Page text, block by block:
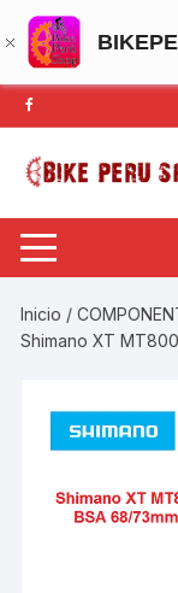
Saltar
al
contenido
Inicio /
Shimano XT